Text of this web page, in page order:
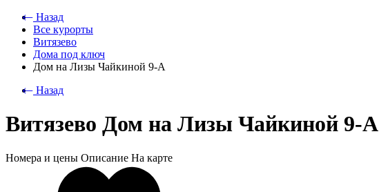
⃪ Назад
Все курорты
Витязево
Дома под ключ
Дом на Лизы Чайкиной 9-А
⃪ Назад
Витязево Дом на Лизы Чайкиной 9-А
Номера и цены Описание На карте